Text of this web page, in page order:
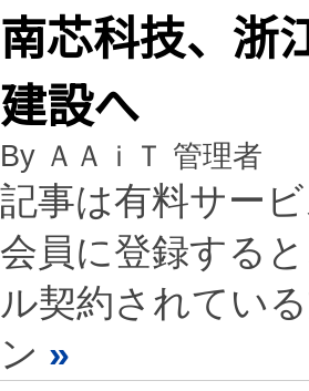
南芯科技、浙
建設へ
By ＡＡｉＴ 管理者
記事は有料サー
会員に登録する
ル契約されてい
ン »